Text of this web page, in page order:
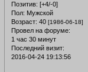
Позитив: [+4/-0]
Пол: Мужской
Возраст: 40 [1986-06-18]
Провел на форуме:
1 час 30 минут
Последний визит:
2016-04-24 19:13:56